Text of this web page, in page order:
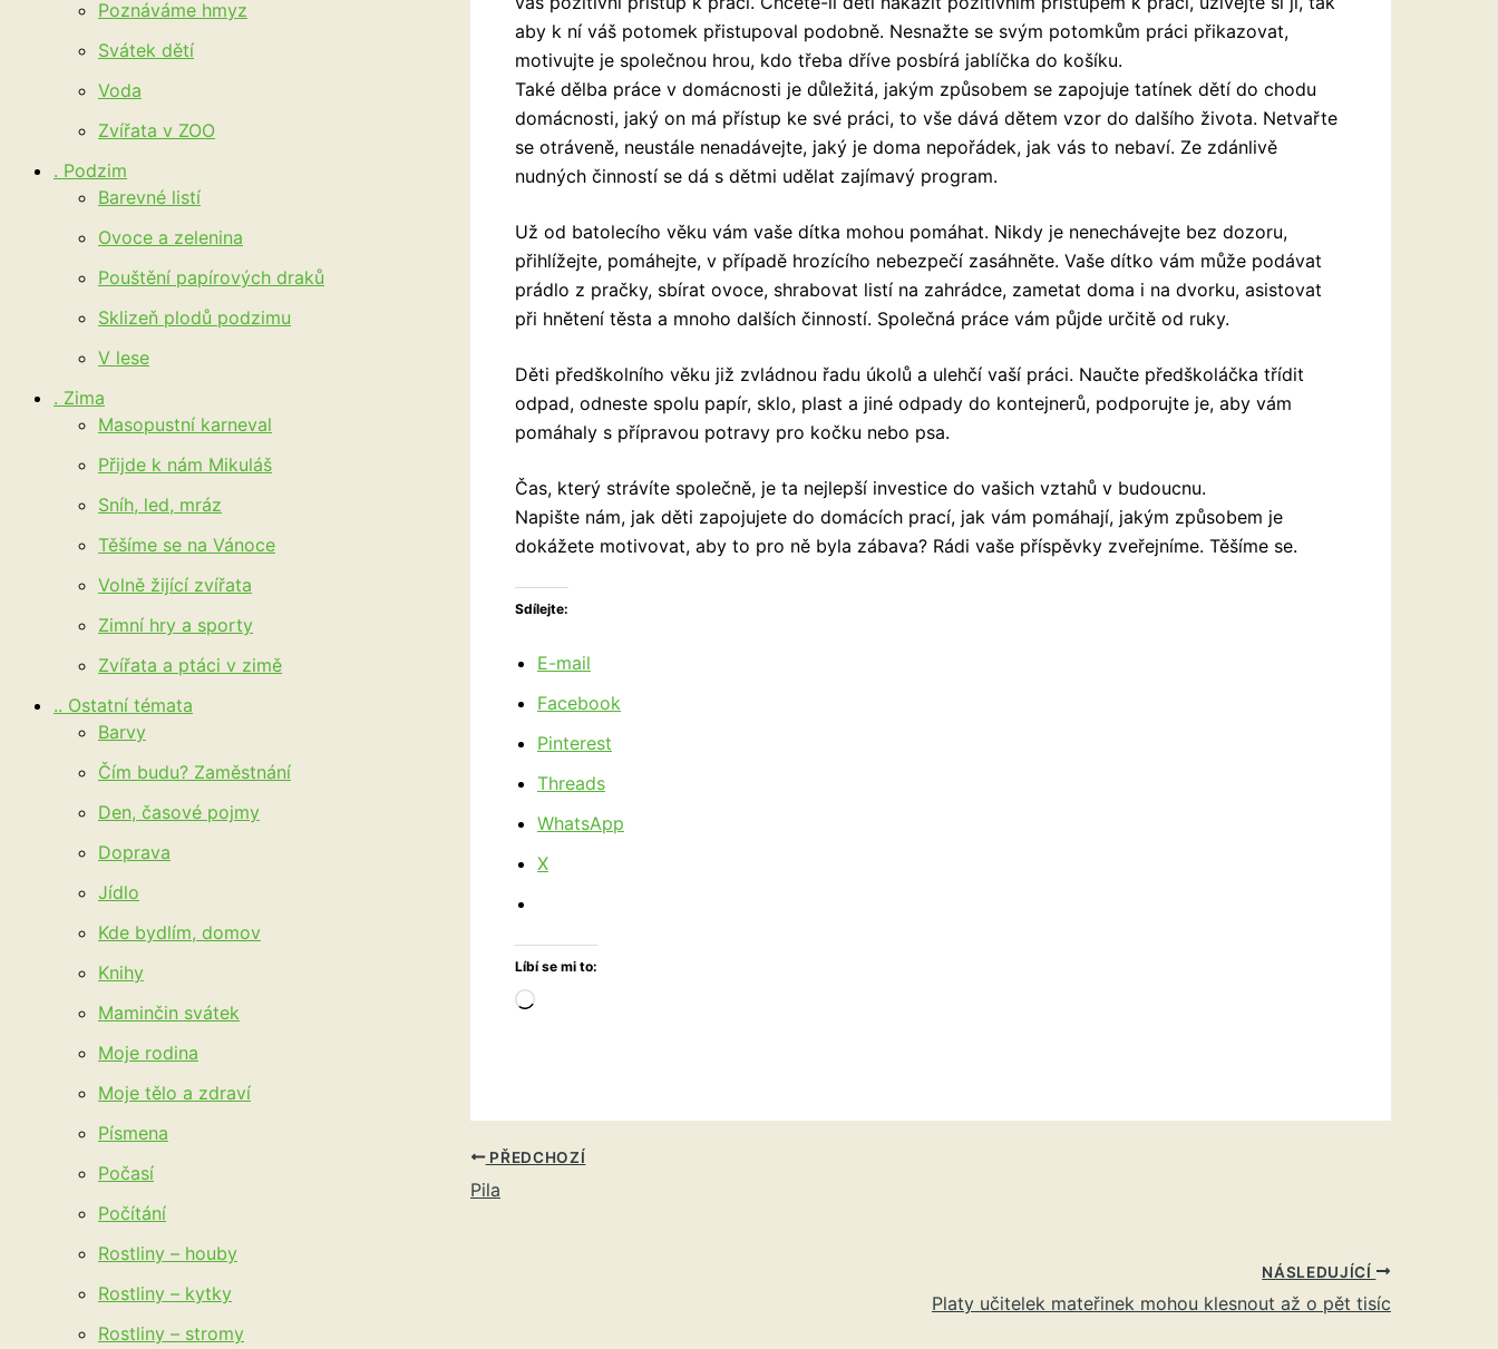
Poznáváme hmyz
Svátek dětí
Voda
Zvířata v ZOO
. Podzim
Barevné listí
Ovoce a zelenina
Pouštění papírových draků
Sklizeň plodů podzimu
V lese
. Zima
Masopustní karneval
Přijde k nám Mikuláš
Sníh, led, mráz
Těšíme se na Vánoce
Volně žijící zvířata
Zimní hry a sporty
Zvířata a ptáci v zimě
.. Ostatní témata
Barvy
Čím budu? Zaměstnání
Den, časové pojmy
Doprava
Jídlo
Kde bydlím, domov
Knihy
Maminčin svátek
Moje rodina
Moje tělo a zdraví
Písmena
Počasí
Počítání
Rostliny – houby
Rostliny – kytky
Rostliny – stromy
aby k ní váš potomek přistupoval podobně. Nesnažte se svým potomkům práci přikazovat,
motivujte je společnou hrou, kdo třeba dříve posbírá jablíčka do košíku.
Také dělba práce v domácnosti je důležitá, jakým způsobem se zapojuje tatínek dětí do chodu
domácnosti, jaký on má přístup ke své práci, to vše dává dětem vzor do dalšího života. Netvařte
se otráveně, neustále nenadávejte, jaký je doma nepořádek, jak vás to nebaví. Ze zdánlivě
nudných činností se dá s dětmi udělat zajímavý program.
Už od batolecího věku vám vaše dítka mohou pomáhat. Nikdy je nenechávejte bez dozoru,
přihlížejte, pomáhejte, v případě hrozícího nebezpečí zasáhněte. Vaše dítko vám může podávat
prádlo z pračky, sbírat ovoce, shrabovat listí na zahrádce, zametat doma i na dvorku, asistovat
při hnětení těsta a mnoho dalších činností. Společná práce vám půjde určitě od ruky.
Děti předškolního věku již zvládnou řadu úkolů a ulehčí vaší práci. Naučte předškoláčka třídit
odpad, odneste spolu papír, sklo, plast a jiné odpady do kontejnerů, podporujte je, aby vám
pomáhaly s přípravou potravy pro kočku nebo psa.
Čas, který strávíte společně, je ta nejlepší investice do vašich vztahů v budoucnu.
Napište nám, jak děti zapojujete do domácích prací, jak vám pomáhají, jakým způsobem je
dokážete motivovat, aby to pro ně byla zábava? Rádi vaše příspěvky zveřejníme. Těšíme se.
Sdílejte:
E-mail
Facebook
Pinterest
Threads
WhatsApp
X
Líbí se mi to:
Načítání…
PŘEDCHOZÍ
Pila
NÁSLEDUJÍCÍ
Platy učitelek mateřinek mohou klesnout až o pět tisíc